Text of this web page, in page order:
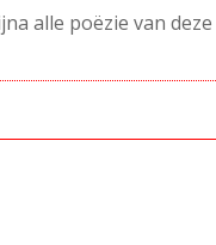
alle poëzie van